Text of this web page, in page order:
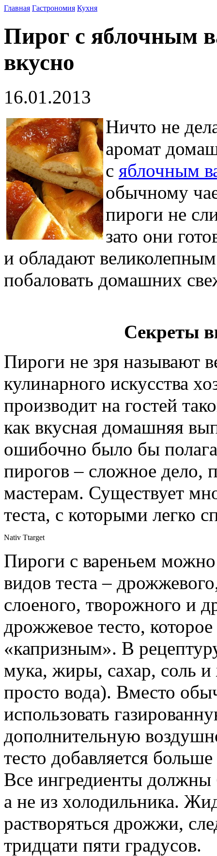
Главная Гастрономия Кухня
Пирог с яблочным
вкусно
16.01.2013
Ничто не
аромат
с яблочным
обычному
пироги не
зато они
и обладают
побаловать домашних
Секреты
Пироги не зря называют
кулинарного искусства
производит на гостей
как вкусная домашняя
ошибочно было бы
пирогов – сложное дело,
мастерам. Существует
теста, с которыми легко
Nativ Ttarget
Пироги с вареньем
видов теста –
слоеного, творожного и
дрожжевое тесто,
«капризным». В
мука, жиры, сахар, соль
просто вода). Вместо
использовать
дополнительную
тесто добавляется
Все ингредиенты должны
а не из холодильника.
растворяться дрожжи,
тридцати пяти градусов.